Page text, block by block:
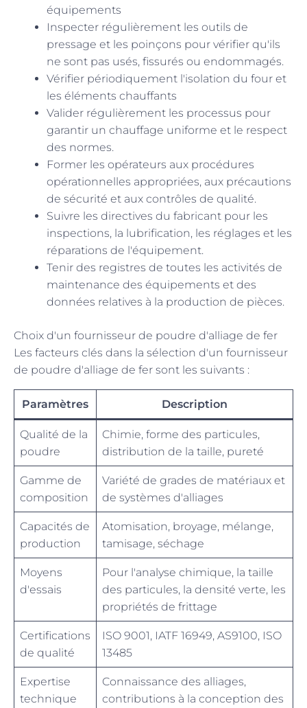
équipements
Inspecter régulièrement les outils de
pressage et les poinçons pour vérifier qu'ils
ne sont pas usés, fissurés ou endommagés.
Vérifier périodiquement l'isolation du four et
les éléments chauffants
Valider régulièrement les processus pour
garantir un chauffage uniforme et le respect
des normes.
Former les opérateurs aux procédures
opérationnelles appropriées, aux précautions
de sécurité et aux contrôles de qualité.
Suivre les directives du fabricant pour les
inspections, la lubrification, les réglages et les
réparations de l'équipement.
Tenir des registres de toutes les activités de
maintenance des équipements et des
données relatives à la production de pièces.
Choix d'un fournisseur de poudre d'alliage de fer
Les facteurs clés dans la sélection d'un fournisseur
de poudre d'alliage de fer sont les suivants :
Paramètres Description
Qualité de la
poudre
Chimie, forme des particules,
distribution de la taille, pureté
Gamme de
composition
Variété de grades de matériaux et
de systèmes d'alliages
Capacités de
production
Atomisation, broyage, mélange,
tamisage, séchage
Moyens
d'essais
Pour l'analyse chimique, la taille
des particules, la densité verte, les
propriétés de frittage
Certifications
de qualité
ISO 9001, IATF 16949, AS9100, ISO
13485
Expertise
technique
Connaissance des alliages,
contributions à la conception des